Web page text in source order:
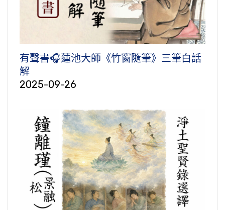
有聲書🎧蓮池大師《竹窗隨筆》三筆白話
解
2025-09-26